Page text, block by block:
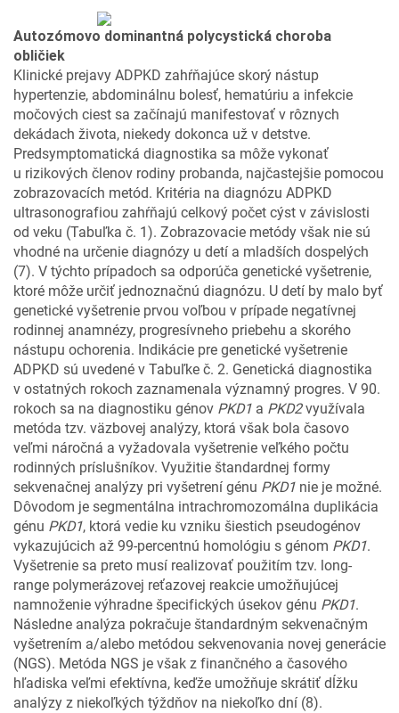
Autozómovo dominantná polycystická choroba
obličiek
Klinické prejavy ADPKD zahŕňajúce skorý nástup
hypertenzie, abdominálnu bolesť, hematúriu a infekcie
močových ciest sa začínajú manifestovať v rôznych
dekádach života, niekedy dokonca už v detstve.
Predsymptomatická diagnostika sa môže vykonať
u rizikových členov rodiny probanda, najčastejšie pomocou
zobrazovacích metód. Kritéria na diagnózu ADPKD
ultrasonografiou zahŕňajú celkový počet cýst v závislosti
od veku (Tabuľka č. 1). Zobrazovacie metódy však nie sú
vhodné na určenie diagnózy u detí a mladších dospelých
(7). V týchto prípadoch sa odporúča genetické vyšetrenie,
ktoré môže určiť jednoznačnú diagnózu. U detí by malo byť
genetické vyšetrenie prvou voľbou v prípade negatívnej
rodinnej anamnézy, progresívneho priebehu a skorého
nástupu ochorenia. Indikácie pre genetické vyšetrenie
ADPKD sú uvedené v Tabuľke č. 2. Genetická diagnostika
v ostatných rokoch zaznamenala významný progres. V 90.
rokoch sa na diagnostiku génov PKD1 a PKD2využívala
metóda tzv. väzbovej analýzy, ktorá však bola časovo
veľmi náročná a vyžadovala vyšetrenie veľkého počtu
rodinných príslušníkov. Využitie štandardnej formy
sekvenačnej analýzy pri vyšetrení génu PKD1 nie je možné.
Dôvodom je segmentálna intrachromozomálna duplikácia
génu PKD1, ktorá vedie ku vzniku šiestich pseudogénov
vykazujúcich až 99-percentnú homológiu s génom PKD1.
Vyšetrenie sa preto musí realizovať použitím tzv. long-
range polymerázovej reťazovej reakcie umožňujúcej
namnoženie výhradne špecifických úsekov génu PKD1.
Následne analýza pokračuje štandardným sekvenačným
vyšetrením a/alebo metódou sekvenovania novej generácie
(NGS). Metóda NGS je však z finančného a časového
hľadiska veľmi efektívna, keďže umožňuje skrátiť dĺžku
analýzy z niekoľkých týždňov na niekoľko dní (8).